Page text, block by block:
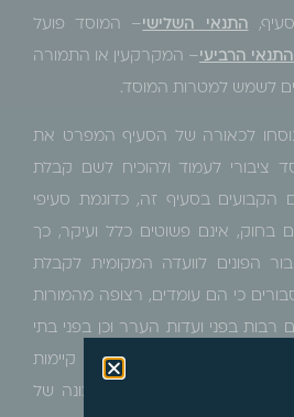
התנאי השלישי– המוסד פועל
התנאי הרביעי– המקרקעין או התמורה
לשמש למטרות המוסד.
לכאורה של הסעיף המפרט את
ציבורי לעמוד ולהוכיח לשם קבלת
הקבועים בסעיף זה, כדוגמת סעיפי
בחוק, אינם פשוטים כלל ועיקר, כך
הפונים לוועדה המקומית לקבלת
כי הם עומדים, רצופה מהמורות
רבות בפני ועדות הערר וכן בפני בתי
כשנציין כבר עתה כי קיימות
באשר לאופן הפרשנות הנכונה של